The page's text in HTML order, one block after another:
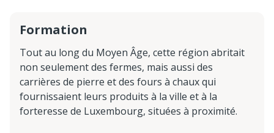
Formation
Tout au long du Moyen Âge, cette région abritait
non seulement des fermes, mais aussi des
carrières de pierre et des fours à chaux qui
fournissaient leurs produits à la ville et à la
forteresse de Luxembourg, situées à proximité.